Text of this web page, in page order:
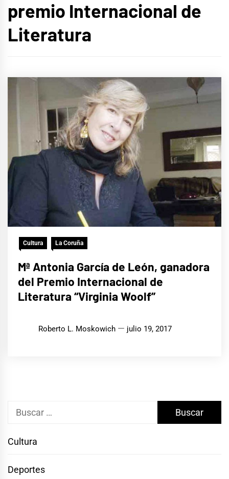
premio Internacional de
Literatura
Cultura La Coruña
Mª Antonia García de León, ganadora
del Premio Internacional de
Literatura “Virginia Woolf”
Roberto L. Moskowich julio 19, 2017
Buscar:
Cultura
Deportes